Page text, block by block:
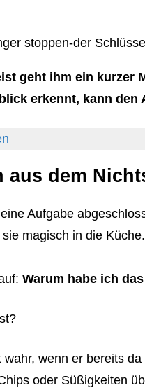
geht ihm ein kurzer
erkennt, kann
aus dem
Aufgabe
magisch in die
Warum habe ich
wenn er bereits da
oder Süßigkeiten